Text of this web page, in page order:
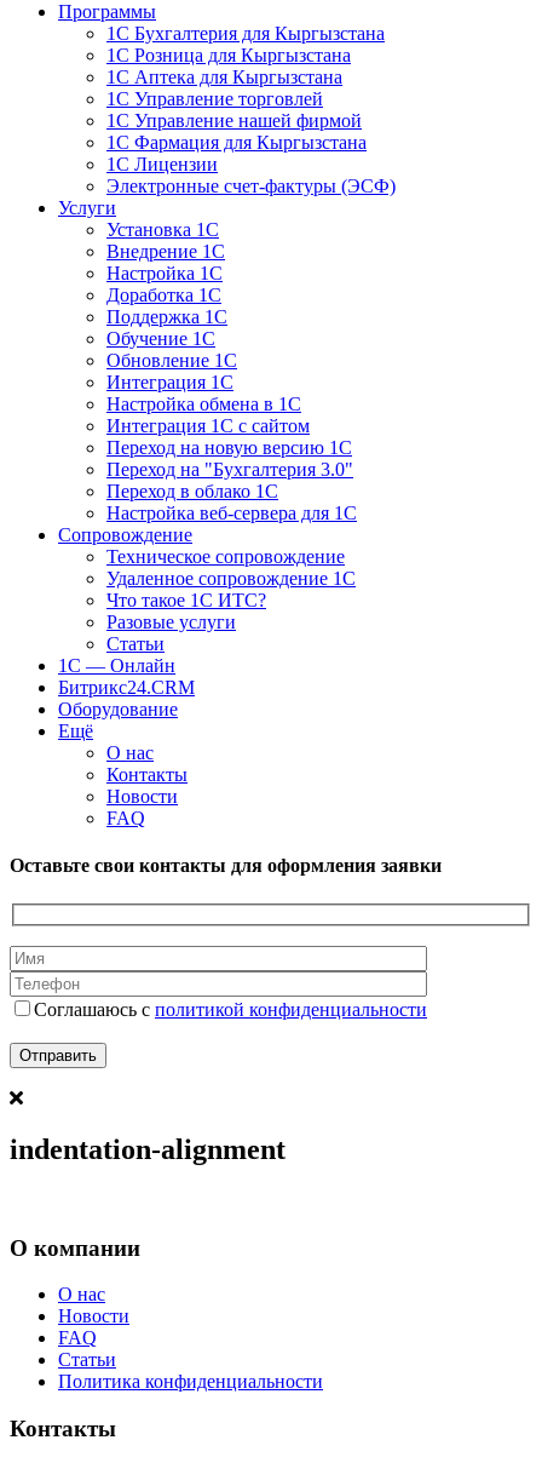
Программы
1С Бухгалтерия для Кыргызстана
1С Розница для Кыргызстана
1С Аптека для Кыргызстана
1С Управление торговлей
1С Управление нашей фирмой
1С Фармация для Кыргызстана
1С Лицензии
Электронные счет-фактуры (ЭСФ)
Услуги
Установка 1С
Внедрение 1С
Настройка 1С
Доработка 1С
Поддержка 1С
Обучение 1С
Обновление 1С
Интеграция 1С
Настройка обмена в 1С
Интеграция 1С с сайтом
Переход на новую версию 1С
Переход на "Бухгалтерия 3.0"
Переход в облако 1С
Настройка веб-сервера для 1С
Сопровождение
Техническое сопровождение
Удаленное сопровождение 1С
Что такое 1С ИТС?
Разовые услуги
Статьи
1С — Онлайн
Битрикс24.CRM
Оборудование
Ещё
О нас
Контакты
Новости
FAQ
Оставьте свои контакты для оформления заявки
Соглашаюсь с политикой конфиденциальности
indentation-alignment
О компании
О нас
Новости
FAQ
Статьи
Политика конфиденциальности
Контакты